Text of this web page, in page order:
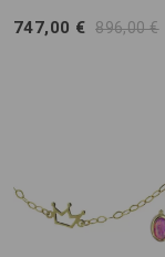
747,00 € 896,00 €